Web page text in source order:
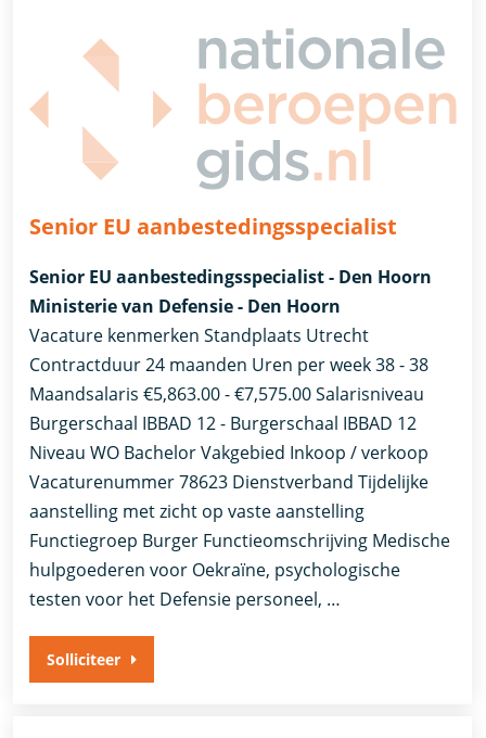
Senior EU aanbestedingsspecialist
Senior EU aanbestedingsspecialist - Den Hoorn
Ministerie van Defensie - Den Hoorn
Vacature kenmerken Standplaats Utrecht
Contractduur 24 maanden Uren per week 38 - 38
Maandsalaris €5,863.00 - €7,575.00 Salarisniveau
Burgerschaal IBBAD 12 - Burgerschaal IBBAD 12
Niveau WO Bachelor Vakgebied Inkoop / verkoop
Vacaturenummer 78623 Dienstverband Tijdelijke
aanstelling met zicht op vaste aanstelling​​
Functiegroep Burger​ Functieomschrijving Medische
hulpgoederen voor Oekraïne, psychologische
testen voor het Defensie personeel, …
Solliciteer